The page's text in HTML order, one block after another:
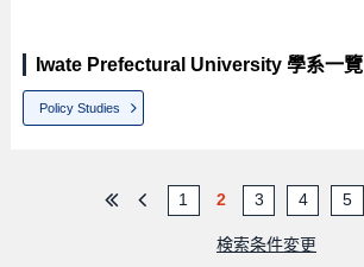
Iwate Prefectural University 學系一覽
Policy Studies
1 2 3 4 5
検索条件変更